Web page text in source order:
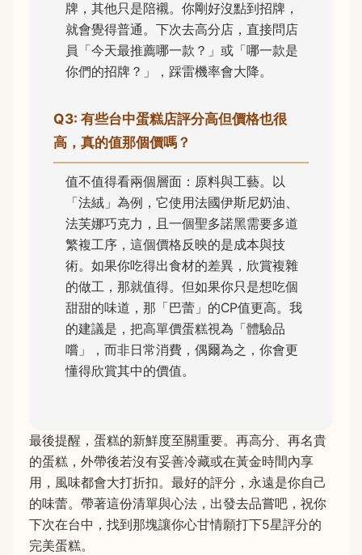
牌，其他只是陪襯。你剛好沒點到招牌，
就會覺得普通。下次去高分店，直接問店
員「今天最推薦哪一款？」或「哪一款是
你們的招牌？」，踩雷機率會大降。
Q3: 有些台中蛋糕店評分高但價格也很
高，真的值那個價嗎？
值不值得看兩個層面：原料與工藝。以
「法絨」為例，它使用法國伊斯尼奶油、
法芙娜巧克力，且一個聖多諾黑需要多道
繁複工序，這個價格反映的是成本與技
術。如果你吃得出食材的差異，欣賞複雜
的做工，那就值得。但如果你只是想吃個
甜甜的味道，那「巴蕾」的CP值更高。我
的建議是，把高單價蛋糕視為「體驗品
嚐」，而非日常消費，偶爾為之，你會更
懂得欣賞其中的價值。
最後提醒，蛋糕的新鮮度至關重要。再高分、再名貴
的蛋糕，外帶後若沒有妥善冷藏或在黃金時間內享
用，風味都會大打折扣。最好的評分，永遠是你自己
的味蕾。帶著這份清單與心法，出發去品嘗吧，祝你
下次在台中，找到那塊讓你心甘情願打下5星評分的
完美蛋糕。